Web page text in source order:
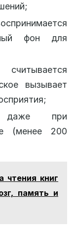
фон для
вызывает
даже при
(менее 200
чтения книг
память и